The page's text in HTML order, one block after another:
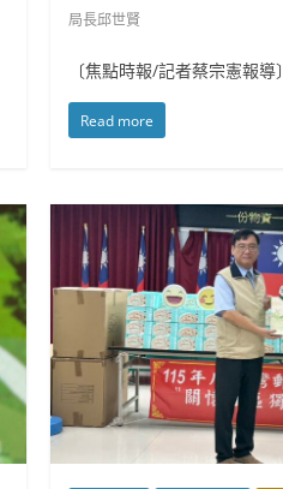
局長邱世賢
〔焦點時報/記者蔡宗憲報
Read more